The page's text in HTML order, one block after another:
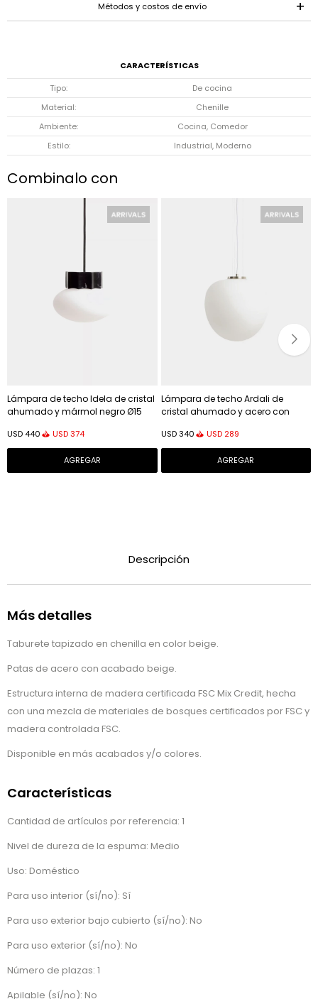
Métodos y costos de envío
CARACTERÍSTICAS
Tipo
De cocina
Material
Chenille
Ambiente
Cocina, Comedor
Estilo
Industrial, Moderno
Combinalo con
Lámpara de techo Idela de cristal
ahumado y mármol negro Ø15
USD 440 USD374
Lámpara de techo Ardali de
cristal ahumado y acero con
USD 340 USD 289
Descripción
Más detalles
Taburete tapizado en chenilla en color beige.
Patas de acero con acabado beige.
Estructura interna de madera certificada FSC Mix Credit, hecha
con una mezcla de materiales de bosques certificados por FSC y
madera controlada FSC.
Disponible en más acabados y/o colores.
Características
Cantidad de artículos por referencia: 1
Nivel de dureza de la espuma: Medio
Uso: Doméstico
Para uso interior (sí/no): Sí
Para uso exterior bajo cubierto (sí/no): No
Para uso exterior (sí/no): No
Número de plazas: 1
Apilable (sí/no): No